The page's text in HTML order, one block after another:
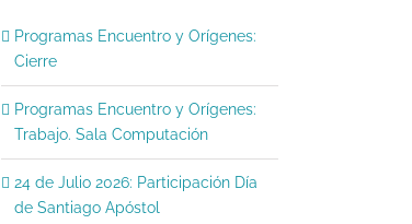
Tradicional Paella y
mujeres de Corazón
Programas Encuentro y Orígenes:
Cierre
Programas Encuentro y Orígenes:
Trabajo. Sala Computación
24 de Julio 2026: Participación Día
de Santiago Apóstol